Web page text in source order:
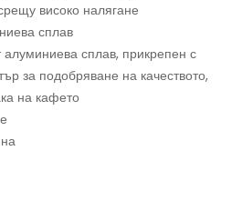
високо налягане
сплав
сплав, прикрепен с
за подобряване на качеството,
на кафето